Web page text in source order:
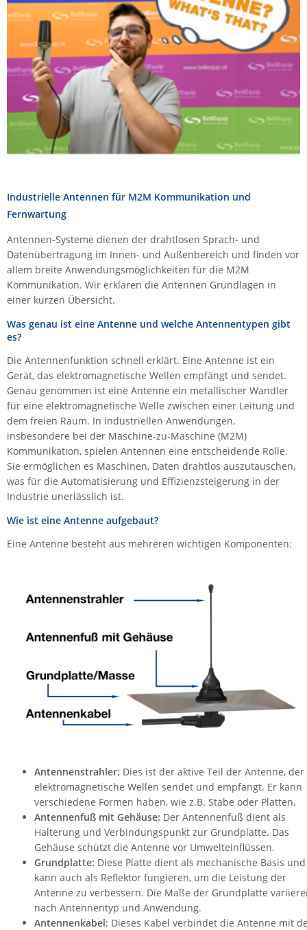
Energiemessung
Energieverteilung
IP, WLAN & GSM Sensorik
Datenlogger
IoT - Internet of Things
Remote I/O
IPC, Industrielle Netzwerktechnik & WLAN
Industrielle Netzwerktechnik / Kommunikation
Industrielle Computer
Wi-Fi - WLAN - Wireless
IT Netzwerktechnik / Kommunikation
Sonstige
Serverräume
RMA / Rücksendung / Support
Comet System
CompleTech
Contemporary Controls
Digi
Eaton
Elsys
Enginko - mcf88
Gefen
Gude
Guntermann & Drunck
High Sec Labs
HW group
Icron
IEC Lock
Kerlink
Kramer Electronics
KVM TEC
Legrand
LigoWave
Milesight
Moxa
Netio
Panorama Antennas
Raritan
Server Technology
Siretta
SIRIO Antenne
TEKTELIC
Teltonika
Unwired Networks
Vision
WATTECO
Westermo
Yuasa
Industrielle Antennen für M2M Kommunikation und
Fernwartung
Antennen-Systeme dienen der drahtlosen Sprach- und
Datenübertragung im Innen- und Außenbereich und finden vor
allem breite Anwendungsmöglichkeiten für die M2M
Kommunikation. Wir erklären die Antennen Grundlagen in
einer kurzen Übersicht.
Was genau ist eine Antenne und welche Antennentypen gibt
es?
Die Antennenfunktion schnell erklärt. Eine Antenne ist ein
Gerät, das elektromagnetische Wellen empfängt und sendet.
Genau genommen ist eine Antenne ein metallischer Wandler
für eine elektromagnetische Welle zwischen einer Leitung und
dem freien Raum. In industriellen Anwendungen,
insbesondere bei der Maschine-zu-Maschine (M2M)
Kommunikation, spielen Antennen eine entscheidende Rolle.
Sie ermöglichen es Maschinen, Daten drahtlos auszutauschen,
was für die Automatisierung und Effizienzsteigerung in der
Industrie unerlässlich ist.
Wie ist eine Antenne aufgebaut?
Eine Antenne besteht aus mehreren wichtigen Komponenten:
Antennenstrahler: Dies ist der aktive Teil der Antenne, der
elektromagnetische Wellen sendet und empfängt. Er kann
verschiedene Formen haben, wie z.B. Stäbe oder Platten.
Antennenfuß mit Gehäuse: Der Antennenfuß dient als
Halterung und Verbindungspunkt zur Grundplatte. Das
Gehäuse schützt die Antenne vor Umwelteinflüssen.
Grundplatte: Diese Platte dient als mechanische Basis und
kann auch als Reflektor fungieren, um die Leistung der
Antenne zu verbessern. Die Maße der Grundplatte
nach Antennentyp und Anwendung.
Antennenkabel: Dieses Kabel verbindet die Antenne mit